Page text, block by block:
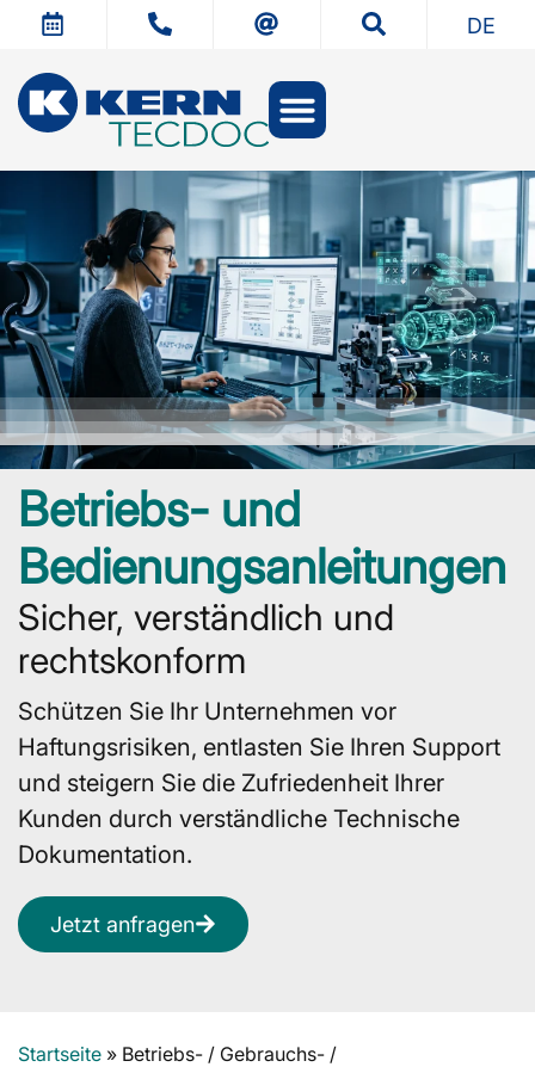
DE
Betriebs- und
Bedienungsanleitungen
Sicher, verständlich und
rechtskonform
Schützen Sie Ihr Unternehmen vor
Haftungsrisiken, entlasten Sie Ihren Support
und steigern Sie die Zufriedenheit Ihrer
Kunden durch verständliche Technische
Dokumentation.
Jetzt anfragen
Startseite » Betriebs- / Gebrauchs- /